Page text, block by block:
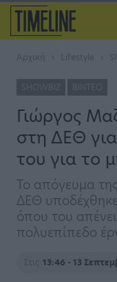
Αρχική Lifestyle
SHOWBIZ ΒΊΝΤΕΟ
Γιώργος
στη ΔΕΘ
του για το
Το απόγευμα
ΔΕΘ
όπου του
πολυεπίπεδο
Στις 13:46 - 13